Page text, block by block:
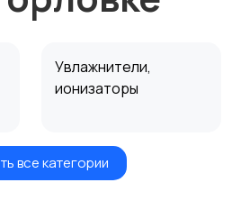
Увлажнители,
ионизаторы
Обогреватели
все категории